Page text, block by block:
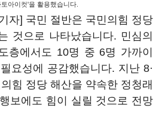
아이컷'을 활용했습니다.
자] 국민 절반은 국민의힘 정당
것으로 나타났습니다. 민심의
층에서도 10명 중 6명 가까이
요성에 공감했습니다. 지난 8·
힘 정당 해산을 약속한 정청래
보에도 힘이 실릴 것으로 전망